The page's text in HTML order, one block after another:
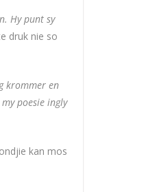
Hy punt sy
druk nie so
krommer en
poesie ingly
kan mos